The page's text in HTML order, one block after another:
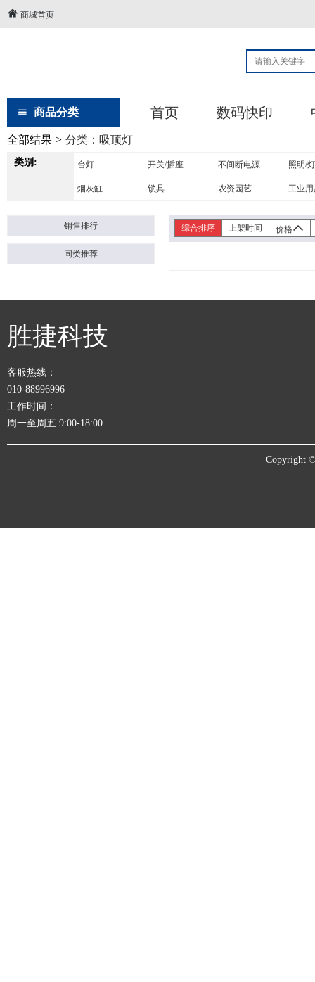
商城首页
商品分类 首页 数码快印
全部结果 > 分类： 吸顶灯
类别: 台灯 开关/插座 不间断电源 照明/
烟灰缸 锁具 农资园艺 工业
销售排行
同类推荐
综合排序 上架时间 价格
胜捷科技
客服热线：
010-88996996
工作时间：
周一至周五 9:00-18:00
Copyright